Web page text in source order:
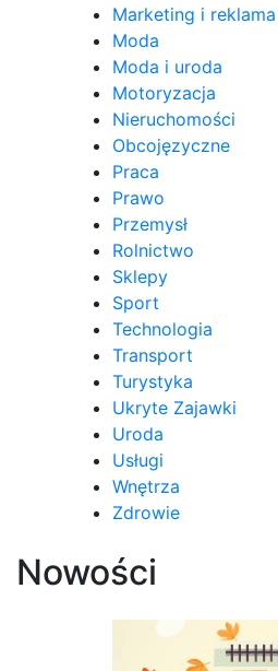
Marketing i reklama
Moda
Moda i uroda
Motoryzacja
Nieruchomości
Obcojęzyczne
Praca
Prawo
Przemysł
Rolnictwo
Sklepy
Sport
Technologia
Transport
Turystyka
Ukryte Zajawki
Uroda
Usługi
Wnętrza
Zdrowie
Nowości